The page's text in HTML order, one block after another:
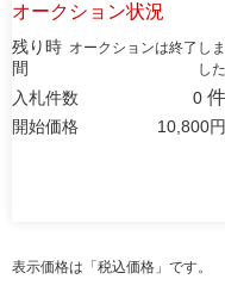
オークション状況
残り時
間
オークションは終了しま
した
入札件数 0 件
開始価格 10,800円
表示価格は「税込価格」です。